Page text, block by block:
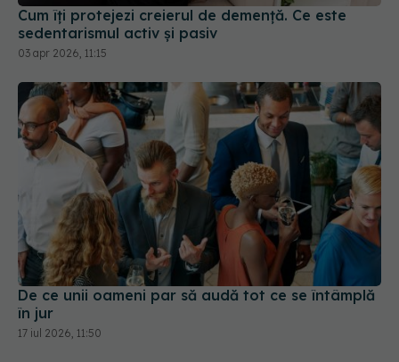
De ce unii oameni par să audă tot ce se întâmplă
în jur
17 iul 2026, 11:50